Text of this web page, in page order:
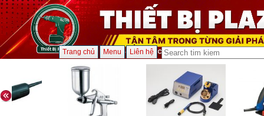
Trang chủ Menu Liên hệ